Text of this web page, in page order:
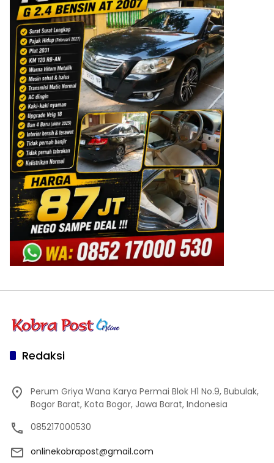
Redaksi
Perum Griya Wana Karya Permai Blok H1 No.9, Bubulak,
Bogor Barat, Kota Bogor, Jawa Barat, Indonesia
085217000530
onlinekobrapost@gmail.com